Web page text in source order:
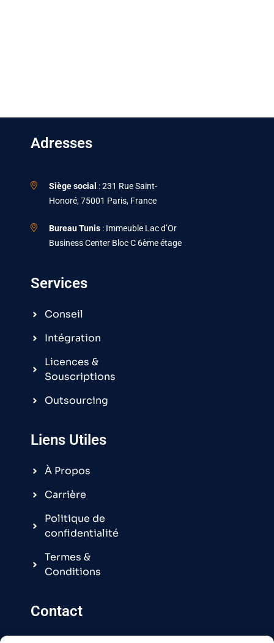
Contact
Liens Utiles
À Propos
Carrière
Politique de
confidentialité
Termes &
Conditions
Services
Conseil
Intégration
Licences &
Souscriptions
Outsourcing
Adresses
Siège social : 231 Rue Saint-
Honoré, 75001 Paris, France
Bureau Tunis : Immeuble Lac d’Or
Business Center Bloc C 6ème étage